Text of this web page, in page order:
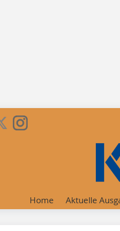
Home Aktuelle